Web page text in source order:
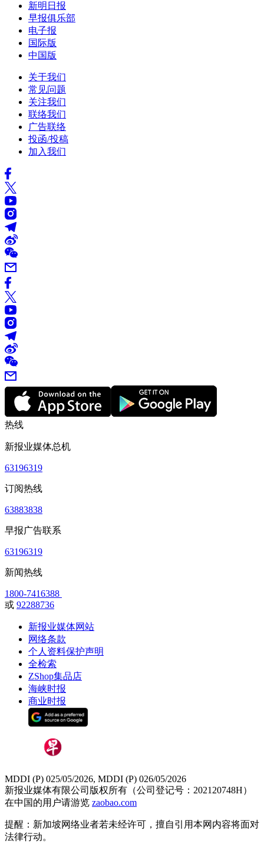
新明日报
早报俱乐部
电子报
国际版
中国版
关于我们
常见问题
关注我们
联络我们
广告联络
投函/投稿
加入我们
热线
新报业媒体总机
63196319
订阅热线
63883838
早报广告联系
63196319
新闻热线
1800-7416388
或 92288736
新报业媒体网站
网络条款
个人资料保护声明
全检索
ZShop集品店
海峡时报
商业时报
MDDI (P) 025/05/2026, MDDI (P) 026/05/2026
新报业媒体有限公司版权所有（公司登记号：202120748H）
在中国的用户请游览 zaobao.com
提醒：新加坡网络业者若未经许可，擅自引用本网内容将面对
法律行动。